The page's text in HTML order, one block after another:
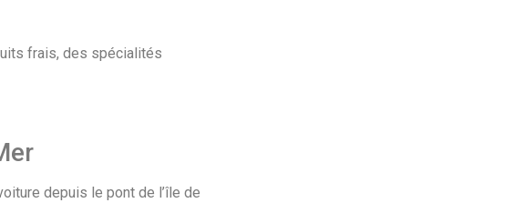
frais, des spécialités
depuis le pont de l’île de